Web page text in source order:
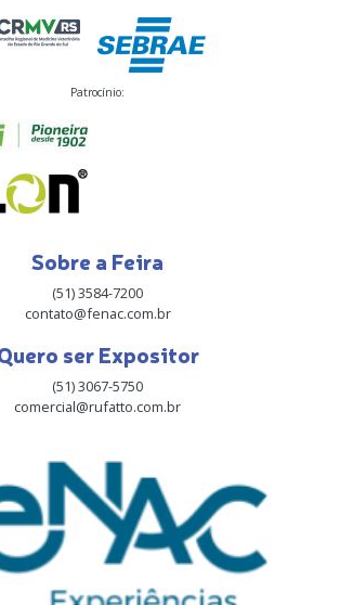
Patrocínio:
Sobre a Feira
(51) 3584-7200
contato@fenac.com.br
ser Expositor
(51) 3067-5750
comercial@rufatto.com.br